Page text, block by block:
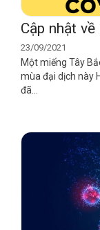
Cập nhật
23/09/2021
Một miếng Tây
mùa đại dịch này
đã...